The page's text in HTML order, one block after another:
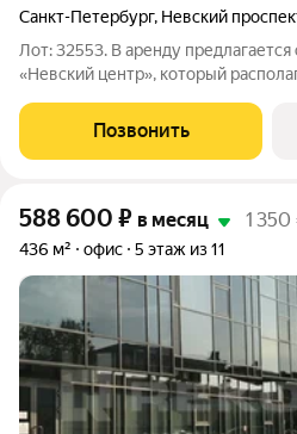
Санкт-Петербург, Невский
Лот: 32553. В аренду
«Невский центр», который
напротив Московского
доступности от станций
Позвонить
588 600 ₽ в месяц 1 350
436 м² офис 5 этаж из 11